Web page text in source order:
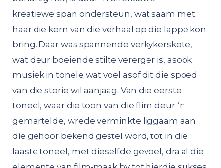
kreatiewe span ondersteun, wat saam met
haar die kern van die verhaal op die lappe kon
bring. Daar was spannende verkykerskote,
wat deur boeiende stilte vererger is, asook
musiek in tonele wat voel asof dit die spoed
van die storie wil aanjaag. Van die eerste
toneel, waar die toon van die flim deur ‘n
gemartelde, wrede verminkte liggaam aan
die gehoor bekend gestel word, tot in die
laaste toneel, met dieselfde gevoel, dra al die